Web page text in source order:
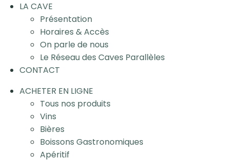
LA CAVE
Présentation
Horaires & Accès
On parle de nous
Le Réseau des Caves Parallèles
CONTACT
ACHETER EN LIGNE
Tous nos produits
Vins
Bières
Boissons Gastronomiques
Apéritif